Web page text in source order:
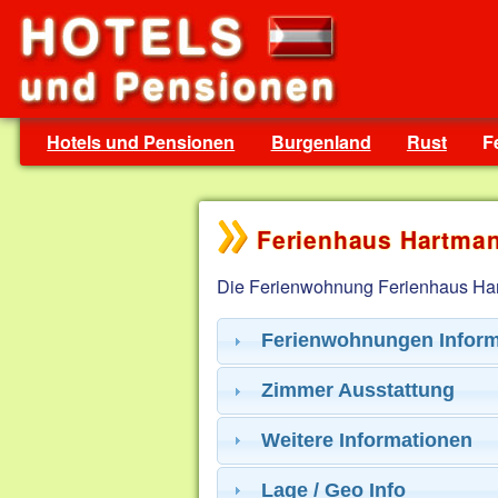
Hotels und Pensionen Burgenland Rust
Ferienhaus
Die Ferienwohnung Ferienhaus
Ferienwohnungen
Zimmer Ausstattung
Weitere Informationen
Lage / Geo Info